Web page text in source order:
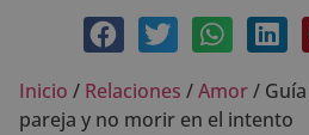
Inicio / Relaciones /Amor/
pareja y no morir en el intento